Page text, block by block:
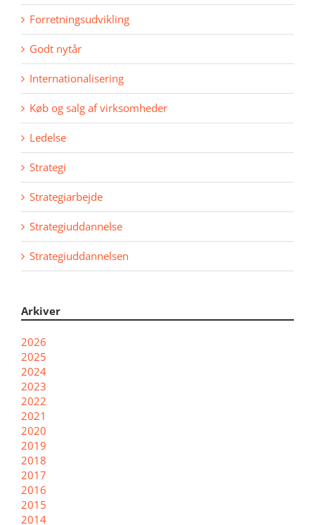
Forretningsudvikling
Godt nytår
Internationalisering
Køb og salg af virksomheder
Ledelse
Strategi
Strategiarbejde
Strategiuddannelse
Strategiuddannelsen
Arkiver
2026
2025
2024
2023
2022
2021
2020
2019
2018
2017
2016
2015
2014